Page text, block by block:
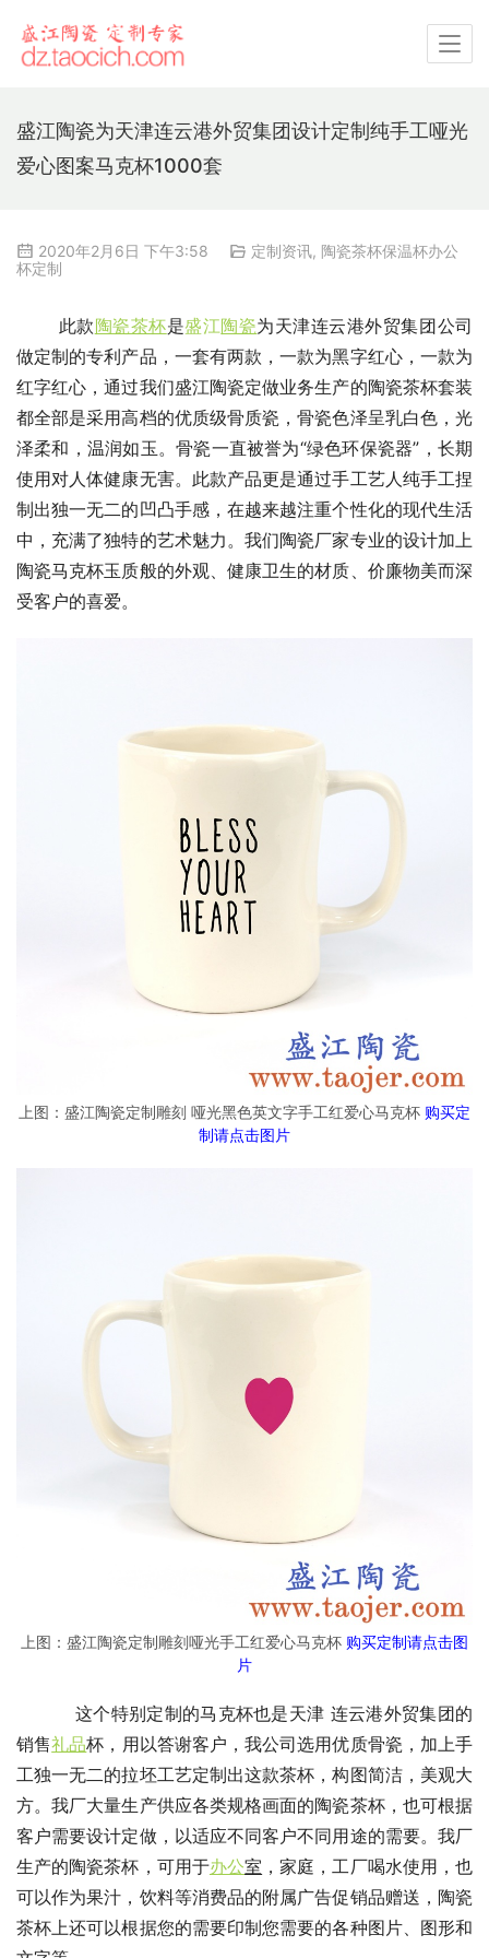
盛江陶瓷为天津连云港外贸集团设计定制纯手工哑光
爱心图案马克杯1000套
2020年2月6日 下午3:58 定制资讯, 陶瓷茶杯保温杯办公
杯定制
此款陶瓷茶杯是盛江陶瓷为天津连云港外贸集团公司
做定制的专利产品，一套有两款，一款为黑字红心，一款为
红字红心，通过我们盛江陶瓷定做业务生产的陶瓷茶杯套装
都全部是采用高档的优质级骨质瓷，骨瓷色泽呈乳白色，光
泽柔和，温润如玉。骨瓷一直被誉为“绿色环保瓷器”，长期
使用对人体健康无害。此款产品更是通过手工艺人纯手工捏
制出独一无二的凹凸手感，在越来越注重个性化的现代生活
中，充满了独特的艺术魅力。我们陶瓷厂家专业的设计加上
陶瓷马克杯玉质般的外观、健康卫生的材质、价廉物美而深
受客户的喜爱。
上图：盛江陶瓷定制雕刻 哑光黑色英文字手工红爱心马克杯 购买定
制请点击图片
上图：盛江陶瓷定制雕刻哑光手工红爱心马克杯 购买定制请点击图
片
这个特别定制的马克杯也是天津 连云港外贸集团的
销售礼品杯，用以答谢客户，我公司选用优质骨瓷，加上手
工独一无二的拉坯工艺定制出这款茶杯，构图简洁，美观大
方。我厂大量生产供应各类规格画面的陶瓷茶杯，也可根据
客户需要设计定做，以适应不同客户不同用途的需要。我厂
生产的陶瓷茶杯，可用于办公室 ，家庭，工厂喝水使用，也
可以作为果汁，饮料等消费品的附属广告促销品赠送，陶瓷
茶杯上还可以根据您的需要印制您需要的各种图片、图形和